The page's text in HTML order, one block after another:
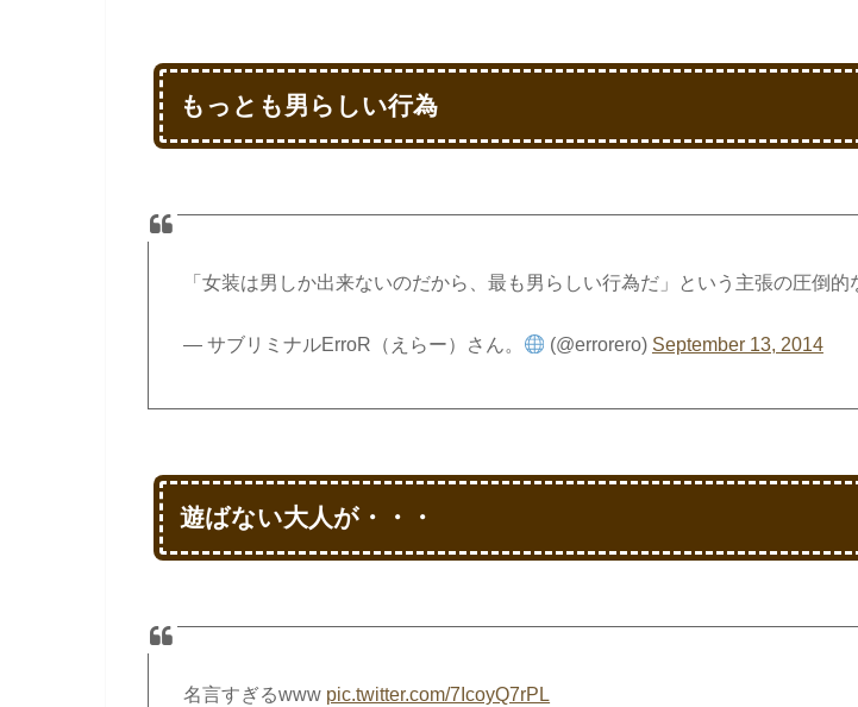
もっとも男らしい行為
「女装は男しか出来ないのだから、最も男らしい行為だ」という主張の圧倒的
— サブリミナルErroR（えらー）さん。 (@errorero) September 13, 2014
遊ばない大人が・・・
名言すぎるwww pic.twitter.com/7IcoyQ7rPL